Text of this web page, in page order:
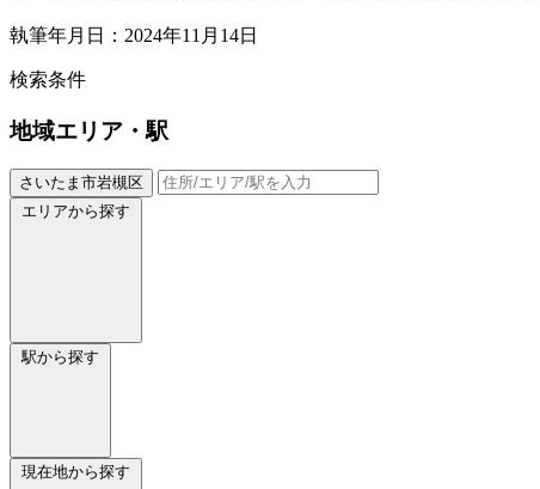
執筆年月日：2024年11月14日
検索条件
地域エリア・駅
さいたま市岩槻区
エリアから探す
駅から探す
現在地から探す